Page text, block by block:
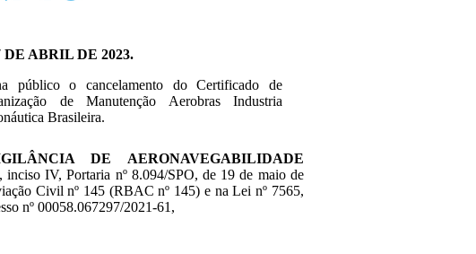
DE ABRIL DE 2023.
público o cancelamento do Certificado de
de Manutenção Aerobras Industria
Brasileira.
DE AERONAVEGABILIDADE
IV, Portaria nº 8.094/SPO, de 19 de maio de
Civil nº 145 (RBAC nº 145) e na Lei nº 7565,
nº 00058.067297/2021-61,